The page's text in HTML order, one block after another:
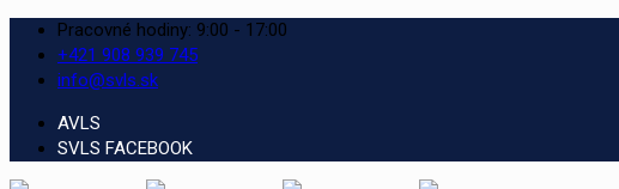
Pracovné hodiny: 9:00 - 17:00
+421 908 939 745
info@svls.sk
AVLS
SVLS FACEBOOK